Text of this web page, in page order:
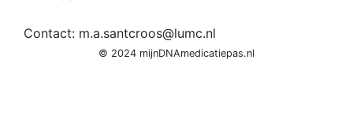
Contact: m.a.santcroos@lumc.nl
© 2024 mijnDNAmedicatiepas.nl